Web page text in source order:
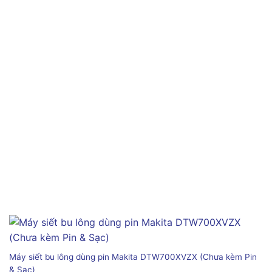
Máy siết bu lông dùng pin Makita DTW700XVZX (Chưa kèm Pin
& Sạc)